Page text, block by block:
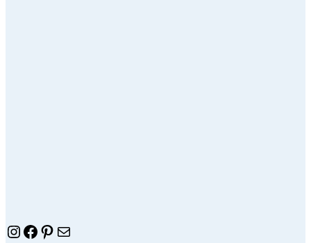
Instagram
Facebook
Pinterest
E-Mail